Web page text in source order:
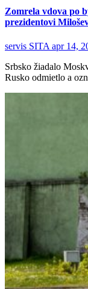
Zomrela vdova po
prezidentovi
servis SITA apr 14,
Srbsko žiadalo Moskvu v roku 2005 o vydanie Markovičovej.
Rusko odmietlo a